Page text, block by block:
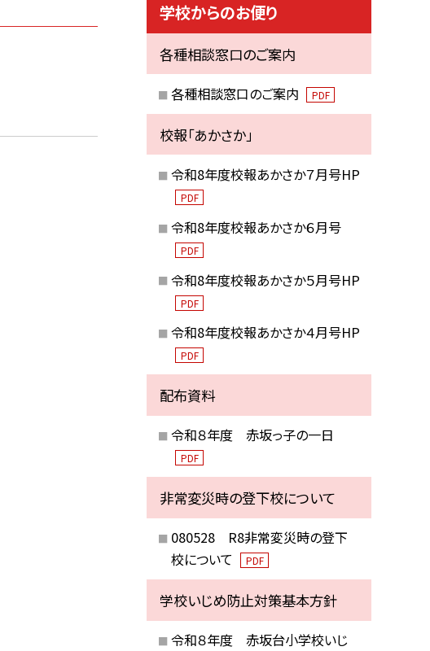
学校からのお便り
各種相談窓口のご案内
各種相談窓口のご案内 PDF
校報「あかさか」
令和8年度校報あかさか７月号HP
PDF
令和8年度校報あかさか６月号
PDF
令和8年度校報あかさか５月号HP
PDF
令和8年度校報あかさか４月号HP
PDF
配布資料
令和８年度 赤坂っ子の一日
PDF
非常変災時の登下校について
080528 R8非常変災時の登下
校について
PDF
学校いじめ防止対策基本方針
令和８年度 赤坂台小学校いじ